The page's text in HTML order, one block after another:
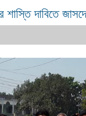
শাস্তি দাবিতে